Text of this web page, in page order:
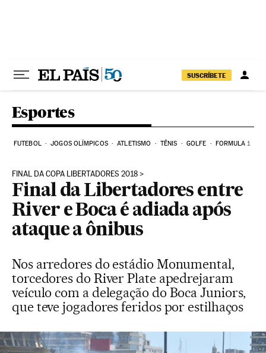
SUSCRÍBETE
Esportes
FUTEBOL JOGOS OLÍMPICOS ATLETISMO TÊNIS GOLFE FORMULA 1
FINAL DA COPA LIBERTADORES 2018
Final da Libertadores entre
River e Boca é adiada após
ataque a ônibus
Nos arredores do estádio Monumental,
torcedores do River Plate apedrejaram
veículo com a delegação do Boca Juniors,
que teve jogadores feridos por estilhaços